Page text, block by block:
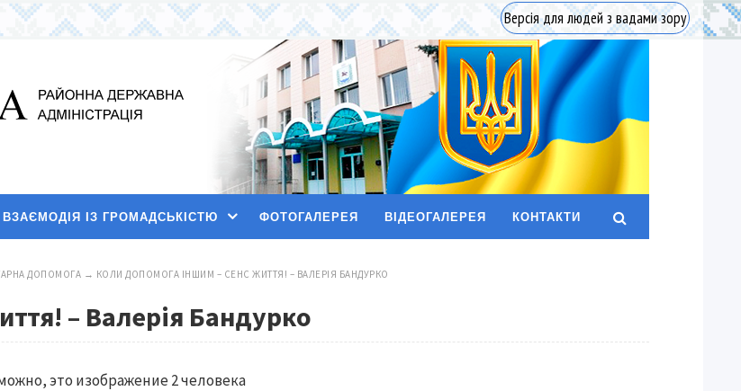
Версія для людей з вадами зору
ВЗАЄМОДІЯ ІЗ ГРОМАДСЬКІСТЮ ФОТОГАЛЕРЕЯ ВІДЕОГАЛЕРЕЯ КОНТАКТИ
ДОПОМОГА → КОЛИ ДОПОМОГА ІНШИМ – СЕНС ЖИТТЯ! – ВАЛЕРІЯ БАНДУРКО
– Валерія Бандурко